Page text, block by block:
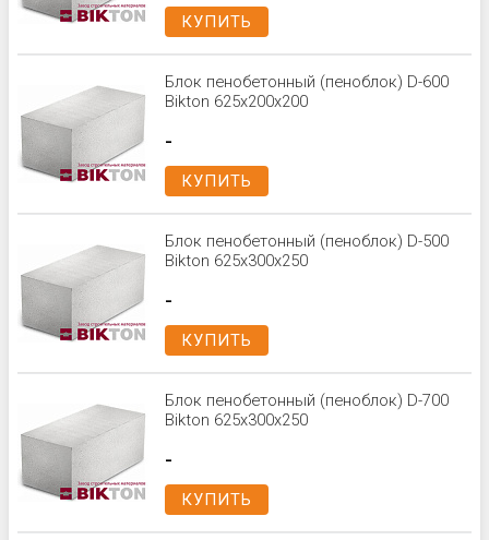
КУПИТЬ
Блок пенобетонный (пеноблок) D-600
Bikton 625x200x200
-
КУПИТЬ
Блок пенобетонный (пеноблок) D-500
Bikton 625x300x250
-
КУПИТЬ
Блок пенобетонный (пеноблок) D-700
Bikton 625x300x250
-
КУПИТЬ